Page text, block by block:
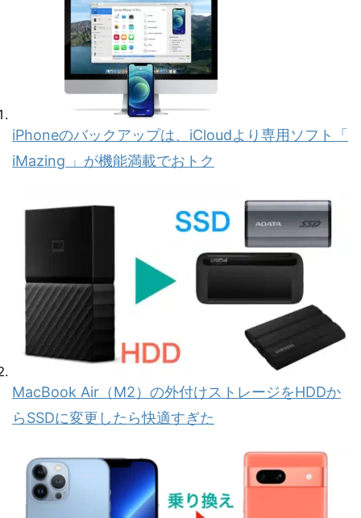
iPhoneのバックアップは、iCloudより専用ソフト「
iMazing 」が機能満載でおトク
MacBook Air（M2）の外付けストレージをHDDか
らSSDに変更したら快適すぎた